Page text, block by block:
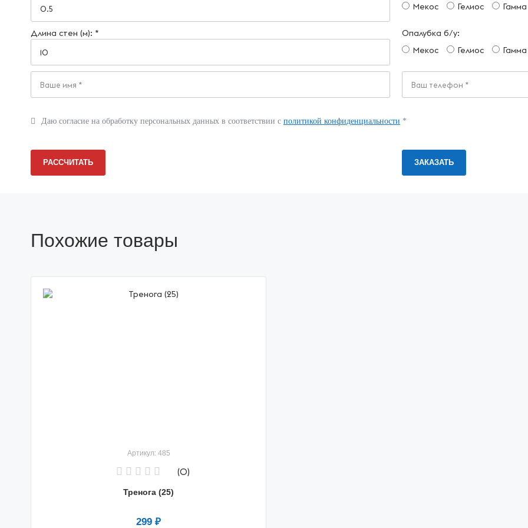
Документация
Вопрос-ответ
Фотогалерея
Статьи
Новости
Отзывы
Длина стен (м): *
Мекос Гелиос Гамма
Опалубка б/у:
Мекос
Гелиос Гамма
Даю согласие на обработку персональных данных в соответствии с политикой конфиденциальности *
РАССЧИТАТЬ
Похожие товары
Артикул: 485
(0)
Тренога (25)
299 ₽